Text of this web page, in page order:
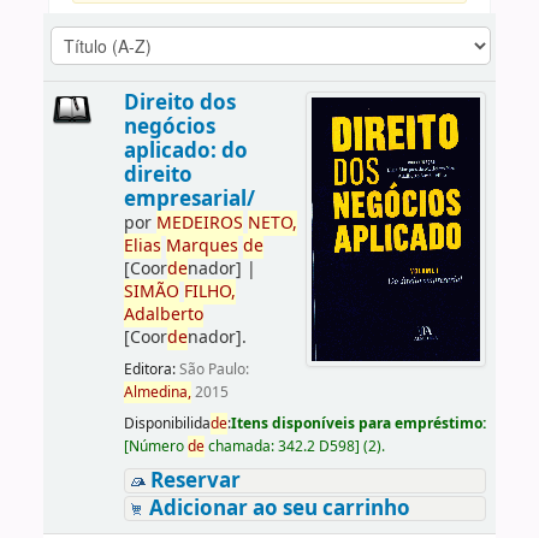
Direito dos
negócios
aplicado: do
direito
empresarial/
por MEDEIROS NETO,
Elias Marques de
[Coordenador] |
SIMÃO FILHO,
Adalberto
[Coordenador].
Editora:São Paulo:
Almedina,2015
Disponibilidade:Itens disponíveis para empréstimo:
[Númerodechamada:342.2 D598] (2).
Reservar
Adicionar ao seu carrinho